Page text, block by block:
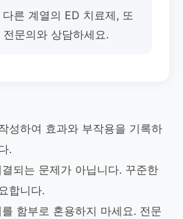
른 계열의 ED 치료제, 또
문의와 상담하세요.
성하여 효과와 부작용을 기록하
.
되는 문제가 아닙니다. 꾸준한
합니다.
함부로 혼용하지 마세요. 전문